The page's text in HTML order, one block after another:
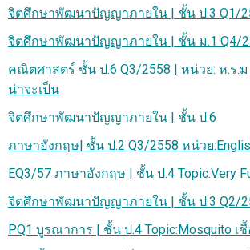
จิตศึกษาพัฒนาปัญญาภายใน | ชั้น ป.3 Q1/
จิตศึกษาพัฒนาปัญญาภายใน | ชั้น ม.1 Q4/
คณิตศาสตร์ ชั้น ป.6 Q3/2558 | หน่วย: ห.ร.
น่าจะเป็น
จิตศึกษาพัฒนาปัญญาภายใน | ชั้น ป.6
ภาษาอังกฤษ| ชั้น ป.2 Q3/2558 หน่วย
EQ3/57 ภาษาอังกฤษ | ชั้น ป.4 Topic:Very
จิตศึกษาพัฒนาปัญญาภายใน | ชั้น ป.3 Q2/
PQ1 บูรณาการ | ชั้น ป.4 Topic:Mosquito เ